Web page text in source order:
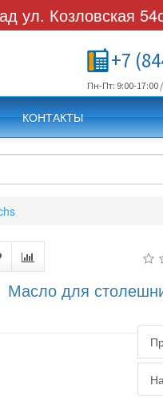
ул. Козловская
+7
Пн-Пт: 9:00-17:00
КОНТАКТЫ
Масло для